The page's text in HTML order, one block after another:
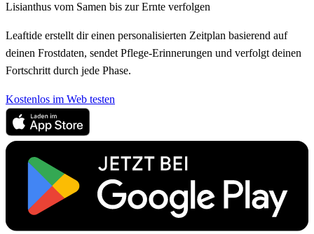
Lisianthus vom Samen bis zur Ernte verfolgen
Leaftide erstellt dir einen personalisierten Zeitplan basierend auf
deinen Frostdaten, sendet Pflege-Erinnerungen und verfolgt deinen
Fortschritt durch jede Phase.
Kostenlos im Web testen